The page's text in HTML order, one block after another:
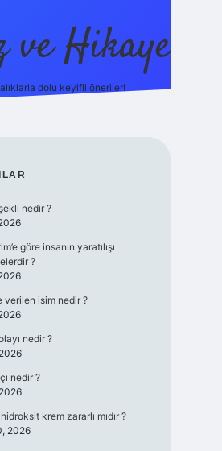
ve Hikaye
dolu keyifli öneriler!
nedir ?
göre insanın yaratılışı
?
verilen isim nedir ?
nedir ?
nedir ?
krem zararlı mıdır ?
2026